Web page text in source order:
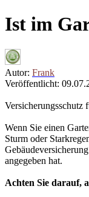
Ist im
Autor: Frank
Veröffentlicht:
Versicherungsschutz
Wenn Sie einen
Sturm oder
angegeben hat.
Achten Sie darauf,